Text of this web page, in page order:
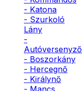
- Katona
- Szurkoló
Lány
-
Autóversenyző
- Boszorkány
- Hercegnő
- Királynő
- Mancs